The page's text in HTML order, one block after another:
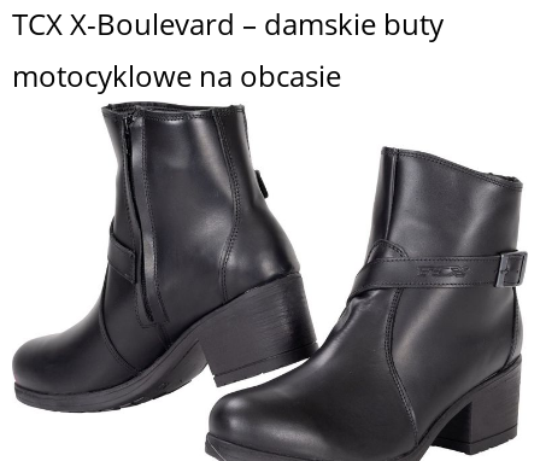
TCX X-Boulevard – damskie buty
motocyklowe na obcasie